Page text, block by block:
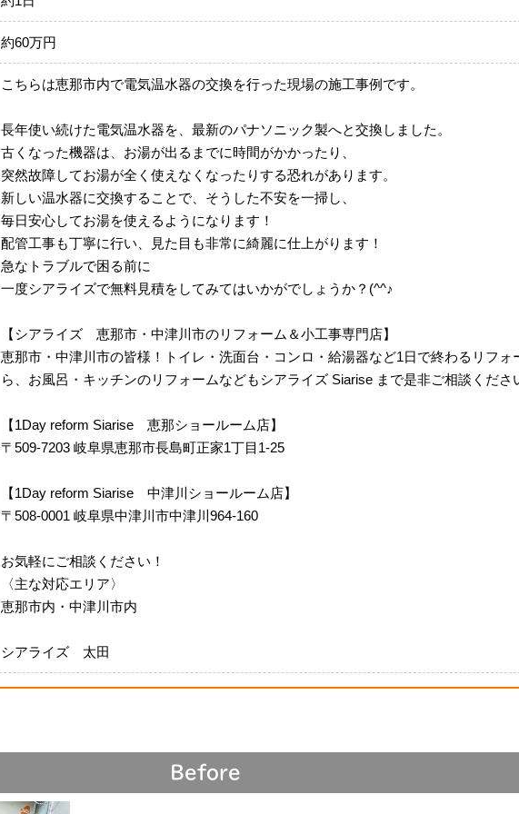
約60万円
こちらは恵那市内で電気温水器の交換を行った現場の施工事例です。
長年使い続けた電気温水器を、最新のパナソニック製へと交換しました。
古くなった機器は、お湯が出るまでに時間がかかったり、
突然故障してお湯が全く使えなくなったりする恐れがあります。
新しい温水器に交換することで、そうした不安を一掃し、
毎日安心してお湯を使えるようになります！
配管工事も丁寧に行い、見た目も非常に綺麗に仕上がります！
急なトラブルで困る前に
一度シアライズで無料見積をしてみてはいかがでしょうか？(^^♪
【シアライズ 恵那市・中津川市のリフォーム＆小工事専門店】
恵那市・中津川市の皆様！トイレ・洗面台・コンロ・給湯器など1日で終わるリフォ
ら、お風呂・キッチンのリフォームなどもシアライズ Siarise まで是非ご相談くださ
【1Day reform Siarise 恵那ショールーム店】
〒509-7203 岐阜県恵那市長島町正家1丁目1-25
【1Day reform Siarise 中津川ショールーム店】
〒508-0001 岐阜県中津川市中津川964-160
お気軽にご相談ください！
〈主な対応エリア〉
恵那市内・中津川市内
シアライズ 太田
Before